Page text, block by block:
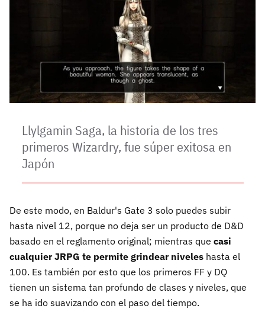
Llylgamin Saga, la historia de los tres
primeros Wizardry, fue súper exitosa en
Japón
De este modo, en Baldur's Gate 3 solo puedes subir
hasta nivel 12, porque no deja ser un producto de D&D
basado en el reglamento original; mientras que casi
cualquier JRPG te permite grindear niveles hasta el
100. Es también por esto que los primeros FF y DQ
tienen un sistema tan profundo de clases y niveles, que
se ha ido suavizando con el paso del tiempo.